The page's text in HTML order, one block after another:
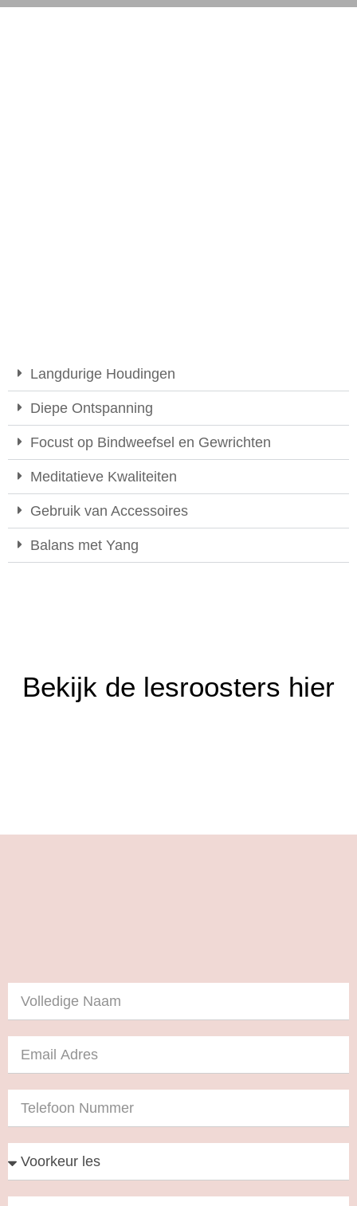
Langdurige Houdingen
Diepe Ontspanning
Focust op Bindweefsel en Gewrichten
Meditatieve Kwaliteiten
Gebruik van Accessoires
Balans met Yang
Bekijk de lesroosters hier